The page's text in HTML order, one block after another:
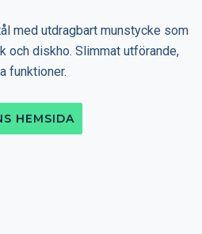
med utdragbart munstycke som
och diskho. Slimmat utförande,
funktioner.
HEMSIDA